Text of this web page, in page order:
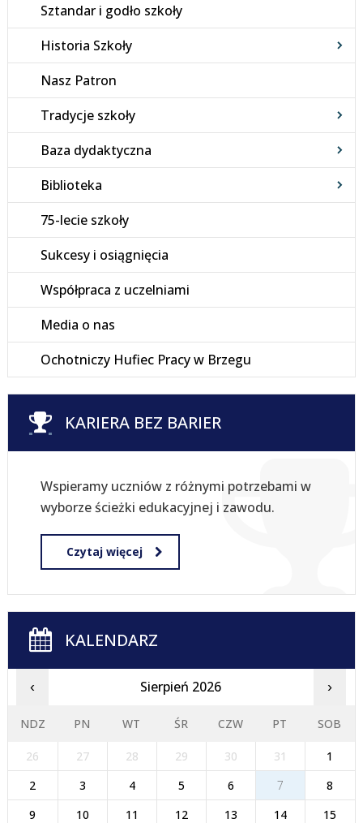
Sztandar i godło szkoły
Historia Szkoły
Nasz Patron
Tradycje szkoły
Baza dydaktyczna
Biblioteka
75-lecie szkoły
Sukcesy i osiągnięcia
Współpraca z uczelniami
Media o nas
Ochotniczy Hufiec Pracy w Brzegu
KARIERA BEZ BARIER
Wspieramy uczniów z różnymi potrzebami w
wyborze ścieżki edukacyjnej i zawodu.
Czytaj więcej
KALENDARZ
‹ Sierpień 2026 ›
NDZ PN WT ŚR CZW PT SOB
26 27 28 29 30 31
1
2
3 4 5 6 7
8
9
10 11 12 13 14
15